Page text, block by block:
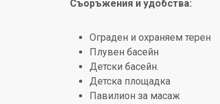
Съоръжения и удобства:
Ограден и охраняем терен
Плувен басейн
Детски басейн.
Детска площадка
Павилион за масаж